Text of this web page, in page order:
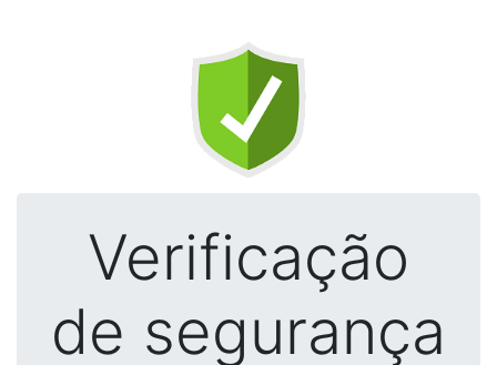
Verificação
de segurança